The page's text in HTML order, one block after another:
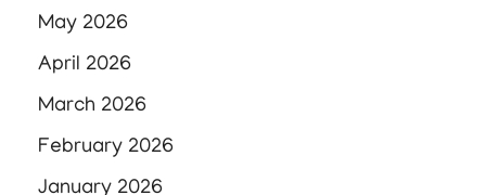
May 2026
April 2026
March 2026
February 2026
January 2026